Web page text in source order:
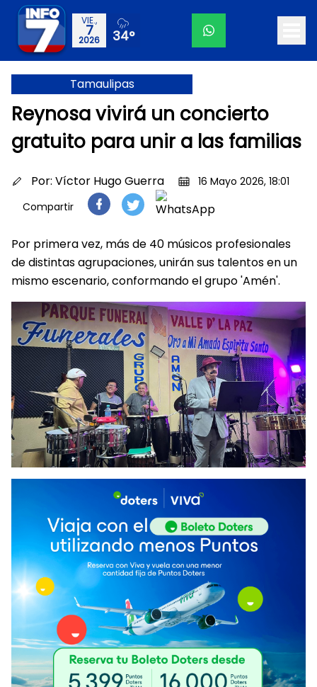
VIE.,
7
2026 34°
Tamaulipas
Reynosa vivirá un concierto
gratuito para unir a las familias
Por: Víctor Hugo Guerra
16 Mayo 2026, 18:01
Compartir
Por primera vez, más de 40 músicos profesionales
de distintas agrupaciones, unirán sus talentos en un
mismo escenario, conformando el grupo 'Amén'.